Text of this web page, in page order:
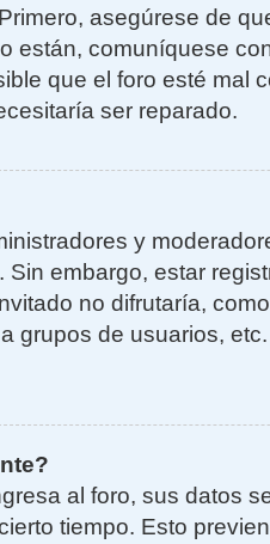
asegúrese de
están, comuníquese
que el foro esté mal
ser reparado.
y
embargo, estar
no difrutaría,
grupos de usuarios,
al foro, sus datos
tiempo. Esto